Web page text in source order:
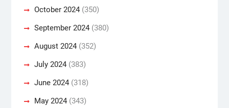
October 2024(350)
September 2024(380)
August 2024(352)
July 2024(383)
June 2024(318)
May 2024(343)